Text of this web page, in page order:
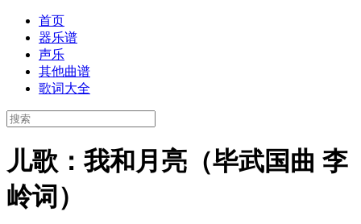
首页
器乐谱
声乐
其他曲谱
歌词大全
儿歌：我和月亮（毕武国曲 李
岭词）